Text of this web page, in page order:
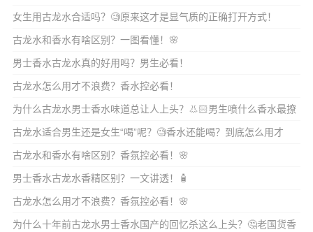
尔蒙？🔥
女生用古龙水合适吗？🧐原来这才是显气质的正确打开方式！
古龙水和香水有啥区别？一图看懂！🌸
男士香水古龙水真的好用吗？男生必看！
古龙水怎么用才不浪费？香水控必看！
为什么古龙水男士香水味道总让人上头？👃🏻男生喷什么香水最撩
人？
古龙水适合男生还是女生“喝”呢？🧐香水还能喝？到底怎么用才
对？
古龙水和香水有啥区别？香氛控必看！🌸
男士香水古龙水香精区别？一文讲透！🧴
古龙水怎么用才不浪费？香氛控必看！🌸
为什么十年前古龙水男士香水国产的回忆杀这么上头？🤔老国货香